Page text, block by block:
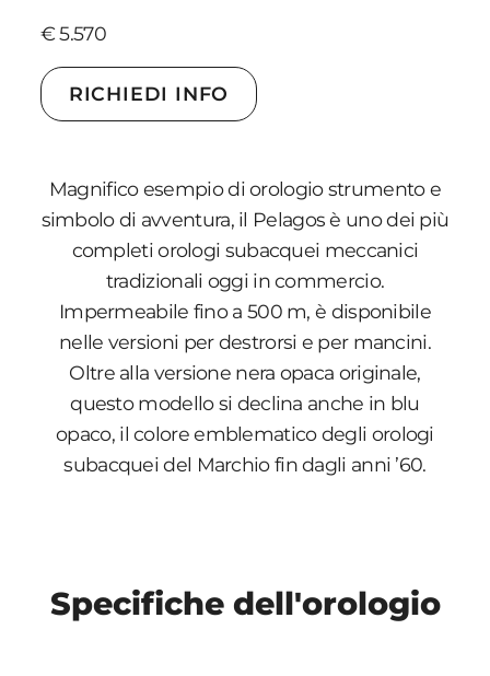
€ 5.570
RICHIEDI INFO
Magnifico esempio di orologio strumento e
simbolo di avventura, il Pelagos è uno dei più
completi orologi subacquei meccanici
tradizionali oggi in commercio.
Impermeabile fino a 500 m, è disponibile
nelle versioni per destrorsi e per mancini.
Oltre alla versione nera opaca originale,
questo modello si declina anche in blu
opaco, il colore emblematico degli orologi
subacquei del Marchio fin dagli anni ’60.
Specifiche dell'orologio